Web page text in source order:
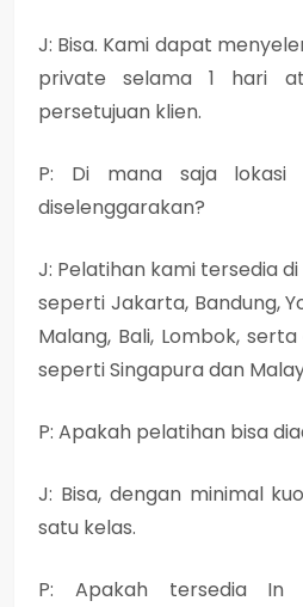
J: Bisa. Kami dapat
private selama 1 hari
persetujuan klien.
P: Di mana saja lokasi
diselenggarakan?
J: Pelatihan kami tersedia
seperti Jakarta, Bandung,
Malang, Bali, Lombok,
seperti Singapura dan
P: Apakah pelatihan bisa
J: Bisa, dengan minimal
satu kelas.
P: Apakah tersedia In